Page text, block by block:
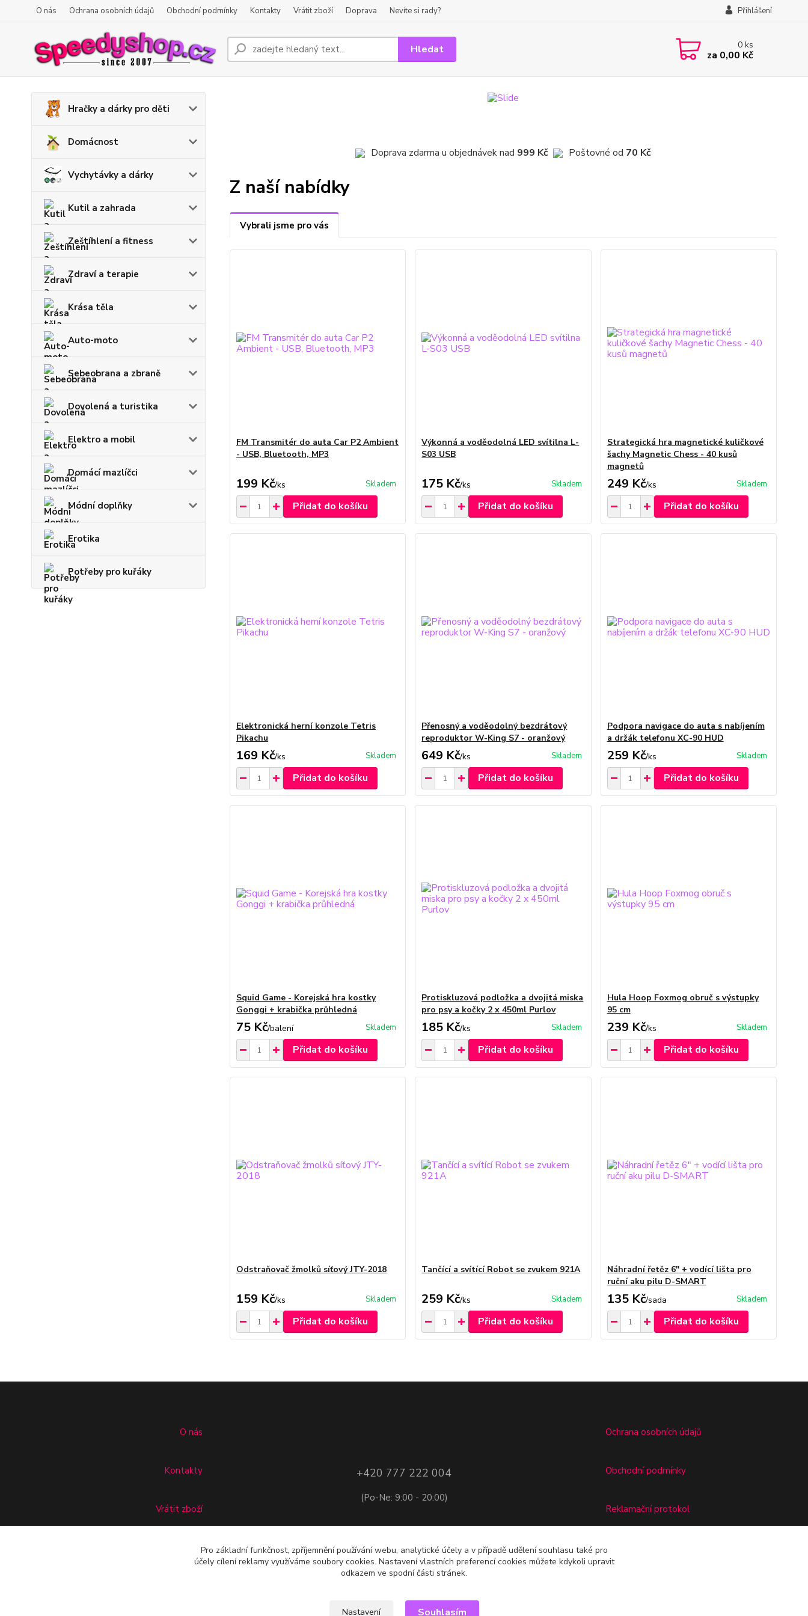
O nás Ochrana osobních údajů Obchodní podmínky Kontakty Vrátit zboží Doprava Nevíte si rady? Přihlášení
Hledat 0ks
za 0,00 Kč
Hračky a dárky pro děti
Domácnost
Vychytávky a dárky
Kutil a zahrada
Zeštíhlení a fitness
Zdraví a terapie
Krása těla
Auto-moto
Sebeobrana a zbraně
Dovolená a turistika
Elektro a mobil
Domácí mazlíčci
Módní doplňky
Erotika
Potřeby pro kuřáky
Doprava zdarma u objednávek nad 999 Kč Poštovné od 70 Kč
Z naší nabídky
Vybrali jsme pro vás
FM Transmitér do auta Car P2 Ambient
- USB, Bluetooth, MP3
199 Kč/ks Skladem
Přidat do košíku
Výkonná a voděodolná LED svítilna L-
S03 USB
175 Kč/ks Skladem
Přidat do košíku
Strategická hra magnetické kuličkové
šachy Magnetic Chess - 40 kusů
magnetů
249 Kč/ks Skladem
Přidat do košíku
Elektronická herní konzole Tetris
Pikachu
169 Kč/ks Skladem
Přidat do košíku
Přenosný a voděodolný bezdrátový
reproduktor W-King S7 - oranžový
649 Kč/ks Skladem
Přidat do košíku
Podpora navigace do auta s nabíjením
a držák telefonu XC-90 HUD
259 Kč/ks Skladem
Přidat do košíku
Squid Game - Korejská hra kostky
Gonggi + krabička průhledná
75 Kč/balení Skladem
Přidat do košíku
Protiskluzová podložka a dvojitá miska
pro psy a kočky 2 x 450ml Purlov
185 Kč/ks Skladem
Přidat do košíku
Hula Hoop Foxmog obruč s výstupky
95 cm
239 Kč/ks Skladem
Přidat do košíku
Odstraňovač žmolků síťový JTY-2018
159 Kč/ks Skladem
Přidat do košíku
Tančící a svítící Robot se zvukem 921A
259 Kč/ks Skladem
Přidat do košíku
Náhradní řetěz 6" + vodící lišta pro
ruční aku pilu D-SMART
135 Kč/sada Skladem
Přidat do košíku
O nás
Kontakty
Vrátit zboží
Doprava
+420 777 222 004
(Po-Ne: 9:00 - 20:00)
+420 775 222 953
(Po-Pá: 10:00 - 16:00)
Ochrana osobních údajů
Obchodní podmínky
Reklamační protokol
Odstoupení od kupní smlouvy
Pro základní funkčnost, zpříjemnění používání webu, analytické účely a v případě udělení souhlasu také pro
účely cílení reklamy využíváme soubory cookies. Nastavení vlastních preferencí cookies můžete kdykoli upravit
odkazem ve spodní části stránek.
Nastavení Souhlasím